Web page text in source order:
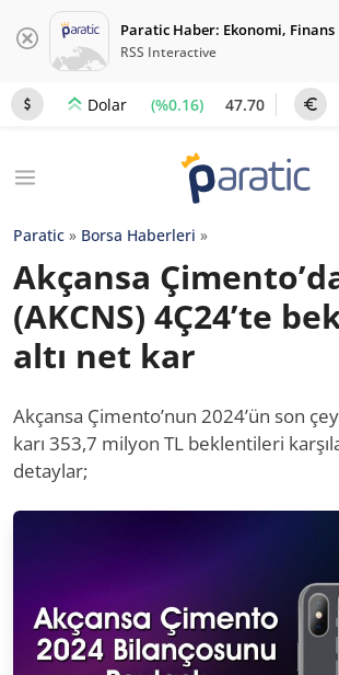
Paratic Haber: Ekonomi, Finans
RSS Interactive
Dolar (%0.16) 47.70
Paratic » Borsa Haberleri »
Akçansa
(AKCNS) 4Ç24’te
altı net kar
Akçansa Çimento’nun 2024’ün son
karı 353,7 milyon TL beklentileri
detaylar;